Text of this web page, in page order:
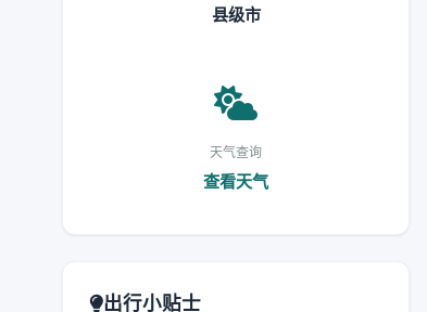
县级市
天气查询
查看天气
出行小贴士